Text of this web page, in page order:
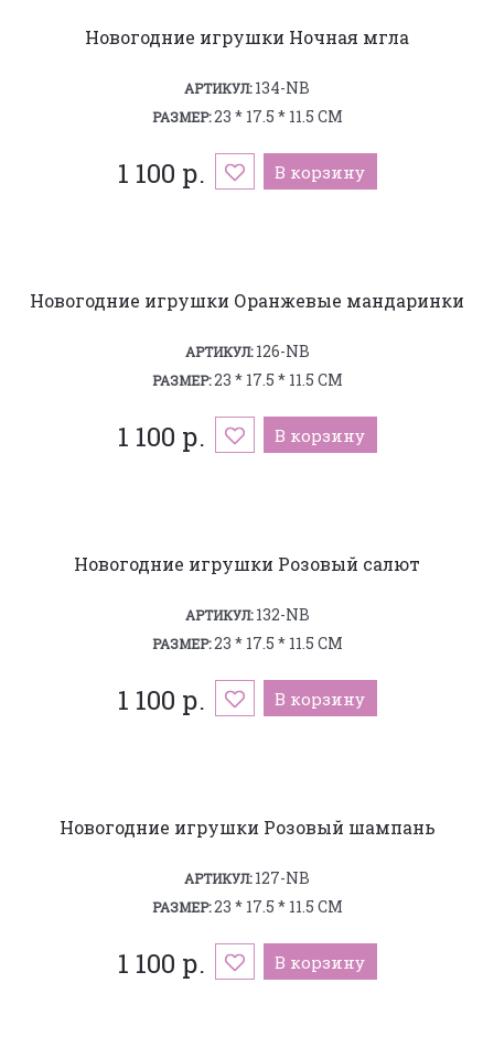
Новогодние игрушки Ночная мгла
АРТИКУЛ:134-NB
РАЗМЕР:23 * 17.5 * 11.5 СМ
1 100 р. В корзину
Новогодние игрушки Оранжевые мандаринки
АРТИКУЛ:126-NB
РАЗМЕР:23 * 17.5 * 11.5 СМ
1 100 р. В корзину
Новогодние игрушки Розовый салют
АРТИКУЛ:132-NB
РАЗМЕР:23 * 17.5 * 11.5 СМ
1 100 р. В корзину
Новогодние игрушки Розовый шампань
АРТИКУЛ:127-NB
РАЗМЕР:23 * 17.5 * 11.5 СМ
1 100 р. В корзину